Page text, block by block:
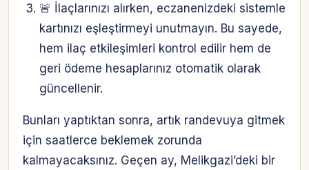
🚨 İlaçlarınızı alırken, eczanenizdeki sistemle
kartınızı eşleştirmeyi unutmayın. Bu sayede,
hem ilaç etkileşimleri kontrol edilir hem de
geri ödeme hesaplarınız otomatik olarak
güncellenir.
Bunları yaptıktan sonra, artık randevuya gitmek
için saatlerce beklemek zorunda
kalmayacaksınız. Geçen ay, Melikgazi’deki bir